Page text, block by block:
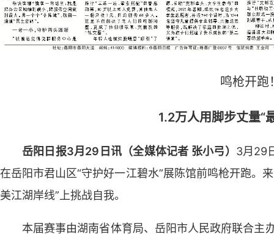
鸣枪开跑
1.2万人用脚步丈量“
岳阳日报3月29日讯（全媒体记者 张小弓） 3月29
在岳阳市君山区“守护好一江碧水”展陈馆前鸣枪开跑。
美江湖岸线”上挑战自我。
本届赛事由湖南省体育局、岳阳市人民政府联合主